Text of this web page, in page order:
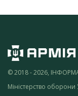
© 2018 - 2026,
Міністерство оборони